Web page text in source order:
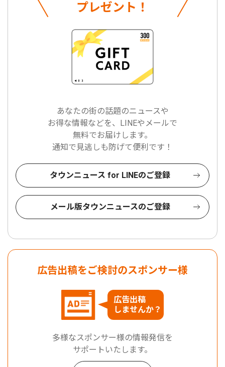
プレゼント！
あなたの街の話題のニュースや
お得な情報などを、LINEやメールで
無料でお届けします。
通知で見逃しも防げて便利です！
タウンニュース for LINEのご登録
メール版タウンニュースのご登録
広告出稿をご検討のスポンサー様
広告出稿
しませんか？
多様なスポンサー様の情報発信を
サポートいたします。